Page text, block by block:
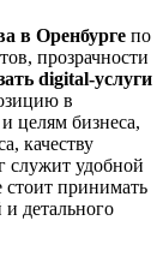
в Оренбурге по
прозрачности
digital-услуги
в
целям бизнеса,
качеству
служит удобной
стоит принимать
детального